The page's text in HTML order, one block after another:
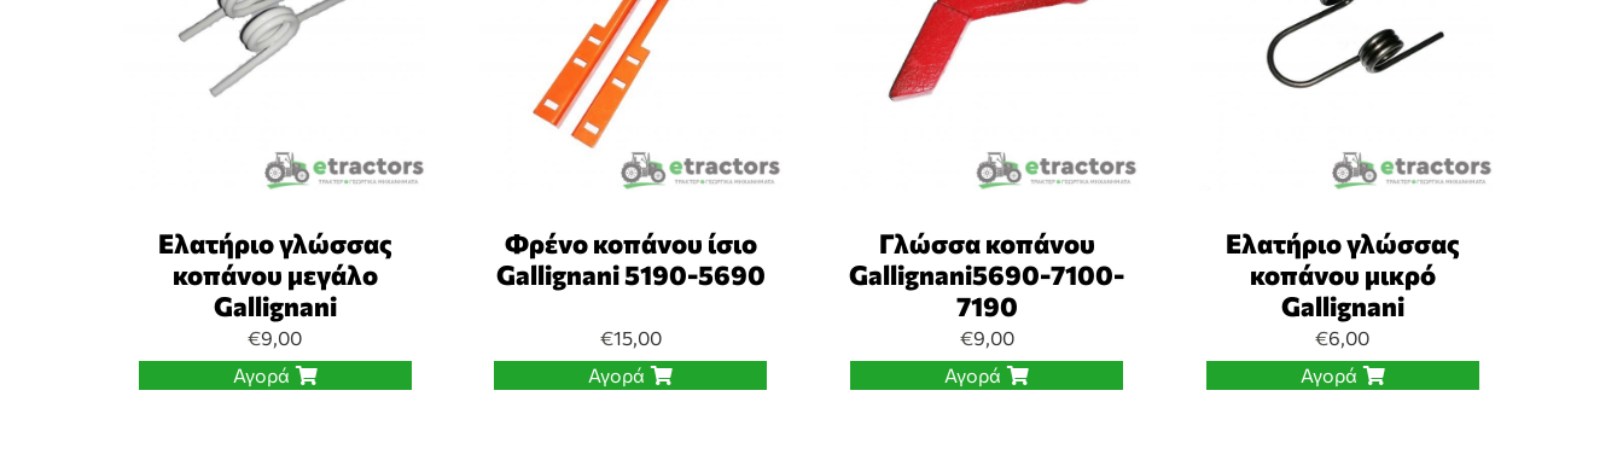
Ελατήριο γλώσσας
κοπάνου μεγάλο
Gallignani
€9,00
Αγορά
Φρένο κοπάνου ίσιο
Gallignani 5190-5690
€15,00
Αγορά
Γλώσσα κοπάνου
Gallignani5690-7100-
7190
€9,00
Αγορά
Ελατήριο γλώσσας
κοπάνου μικρό
Gallignani
€6,00
Αγορά